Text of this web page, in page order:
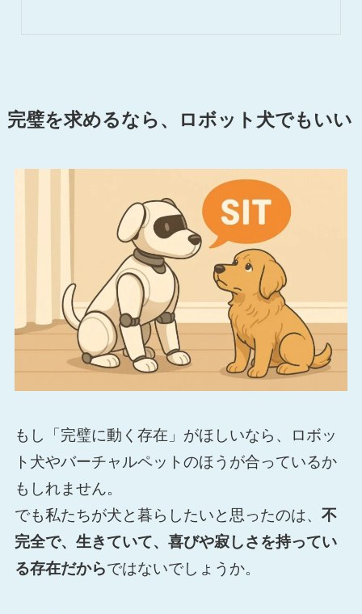
完璧を求めるなら、ロボット犬でもいい
もし「完璧に動く存在」がほしいなら、ロボッ
ト犬やバーチャルペットのほうが合っているか
もしれません。
でも私たちが犬と暮らしたいと思ったのは、 不
完全で、生きていて、喜びや寂しさを持ってい
る存在だからではないでしょうか。